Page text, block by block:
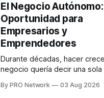
El Negocio
Oportunidad para
Empresarios y
Emprendedores
Durante décadas, hacer
negocio quería decir una sola
anuncios, un especialista en
By PRO Network 03 Aug 2026